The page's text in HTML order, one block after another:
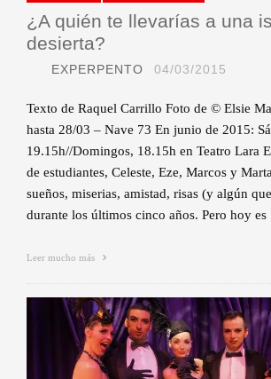
¿A quién te llevarías a una
desierta?
EXPERPENTO 04/03/2015
Texto de Raquel Carrillo Foto de © Elsie
hasta 28/03 – Nave 73 En junio de 2015:
19.15h//Domingos, 18.15h en Teatro Lara
de estudiantes, Celeste, Eze, Marcos y
sueños, miserias, amistad, risas (y algún
durante los últimos cinco años. Pero hoy
Leer mucho más